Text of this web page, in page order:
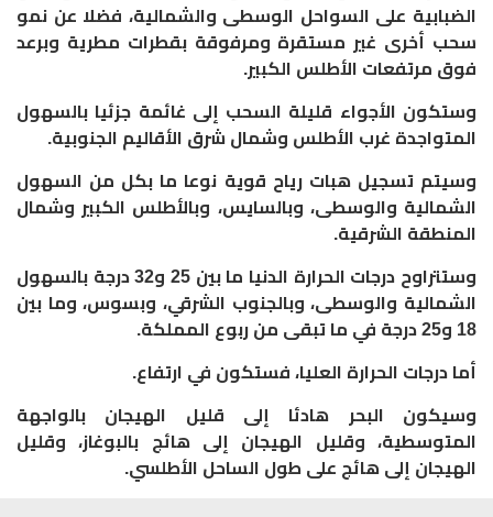
الضبابية على السواحل الوسطى والشمالية، فضلا عن نمو
سحب أخرى غير مستقرة ومرفوقة بقطرات مطرية وبرعد
فوق مرتفعات الأطلس الكبير.
وستكون الأجواء قليلة السحب إلى غائمة جزئيا بالسهول
المتواجدة غرب الأطلس وشمال شرق الأقاليم الجنوبية.
وسيتم تسجيل هبات رياح قوية نوعا ما بكل من السهول
الشمالية والوسطى، وبالسايس، وبالأطلس الكبير وشمال
المنطقة الشرقية.
وستتراوح درجات الحرارة الدنيا ما بين 25 و32 درجة بالسهول
الشمالية والوسطى، وبالجنوب الشرقي، وبسوس، وما بين
18 و25 درجة في ما تبقى من ربوع المملكة.
أما درجات الحرارة العليا، فستكون في ارتفاع.
وسيكون البحر هادئا إلى قليل الهيجان بالواجهة
المتوسطية، وقليل الهيجان إلى هائج بالبوغاز، وقليل
الهيجان إلى هائج على طول الساحل الأطلسي.